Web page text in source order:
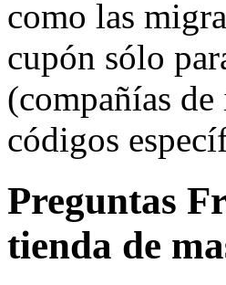
como las
cupón sólo
(compañías
códigos
Preguntas
tienda de